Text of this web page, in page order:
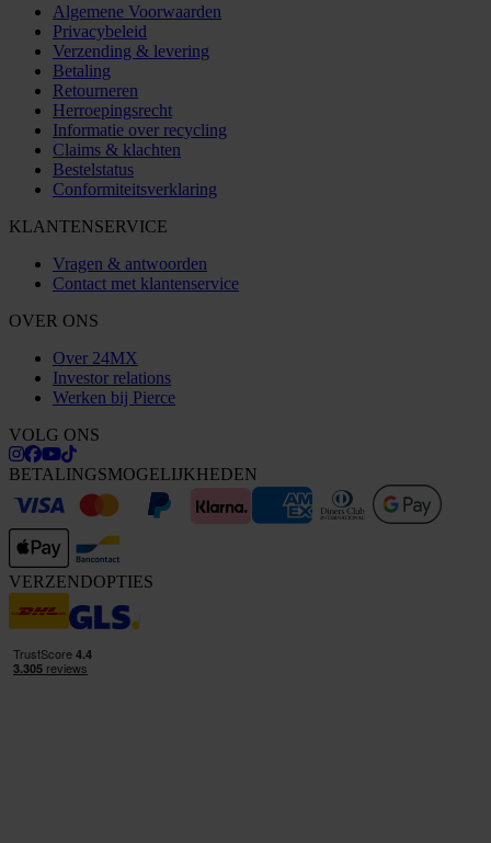
Algemene Voorwaarden
Privacybeleid
Verzending & levering
Betaling
Retourneren
Herroepingsrecht
Informatie over recycling
Claims & klachten
Bestelstatus
Conformiteitsverklaring
KLANTENSERVICE
Vragen & antwoorden
Contact met klantenservice
OVER ONS
Over 24MX
Investor relations
Werken bij Pierce
VOLG ONS
BETALINGSMOGELIJKHEDEN
VERZENDOPTIES